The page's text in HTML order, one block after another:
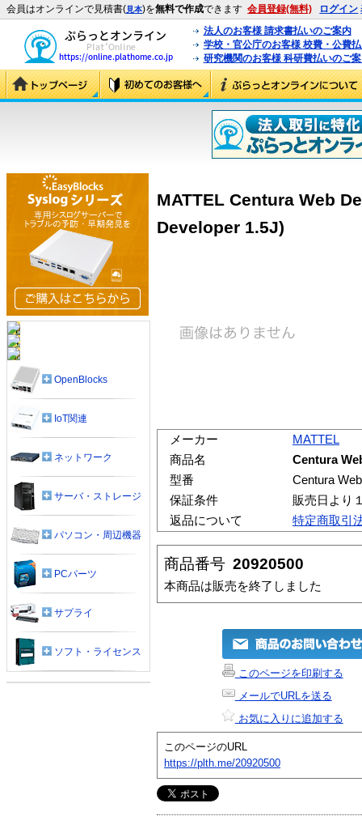
会員はオンラインで見積書(見本)を無料で作成できます 会員登録(無料) ログイン
法人のお客様 請求書払いのご案内
学校・官公庁のお客様 校費・公費
研究機関のお客様 科研費払いのご
MATTEL Centura Web
Developer 1.5J)
メーカー
MATTEL
商品名
Centura
型番
Centura
保証条件
販売日より
返品について
特定商取引
商品番号 20920500
本商品は販売を終了しました
このページを印刷する
メールでURLを送る
お気に入りに追加する
このページのURL
https://plth.me/20920500
OpenBlocks
IoT関連
ネットワーク
サーバ・ストレージ
パソコン・周辺機器
PCパーツ
サプライ
ソフト・ライセンス